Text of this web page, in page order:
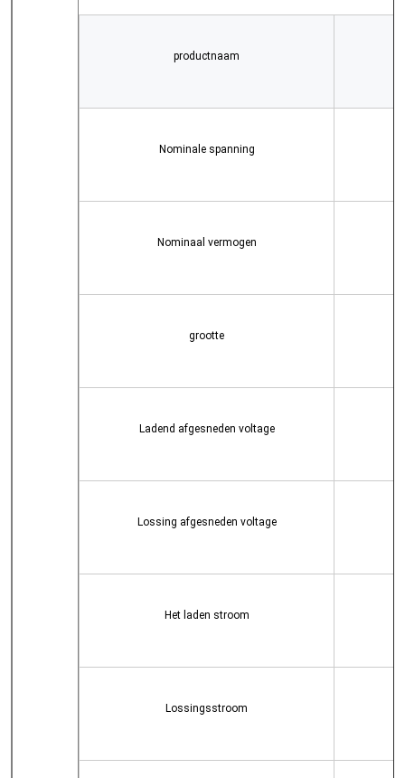
productnaam
Nominale spanning
Nominaal vermogen
grootte
Ladend afgesneden voltage
Lossing afgesneden voltage
Het laden stroom
Lossingsstroom